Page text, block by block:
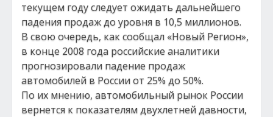
текущем году следует ожидать дальнейшего
падения продаж до уровня в 10,5 миллионов.
В свою очередь, как сообщал «Новый Регион»,
в конце 2008 года российские аналитики
прогнозировали падение продаж
автомобилей в России от 25% до 50%.
По их мнению, автомобильный рынок России
вернется к показателям двухлетней давности,